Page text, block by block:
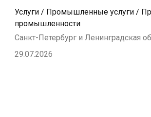
Услуги / Промышленные услуги /
промышленности
Санкт-Петербург и Ленинградская
29.07.2026